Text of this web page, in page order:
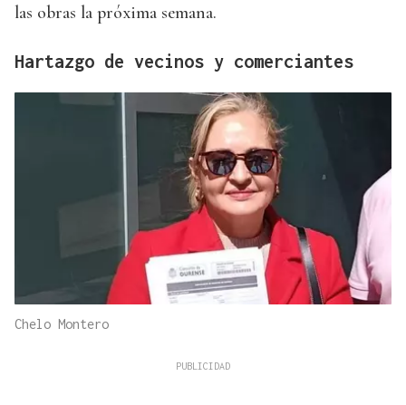
las obras la próxima semana.
Hartazgo de vecinos y comerciantes
Chelo Montero